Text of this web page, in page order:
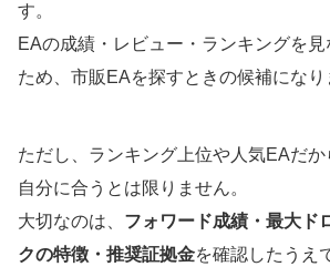
す。
EAの成績・レビュー・ランキングを
ため、市販EAを探すときの候補になり
ただし、ランキング上位や人気EAだ
自分に合うとは限りません。
大切なのは、 フォワード成績・最大ド
クの特徴・推奨証拠金を確認したうえ